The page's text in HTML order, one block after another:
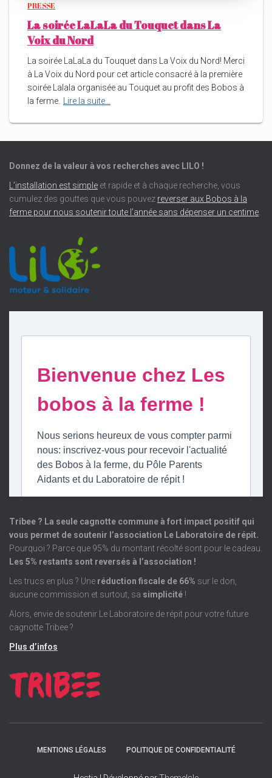
PRESSE
La soirée LaLaLa du Touquet dans La
Voix du Nord
La soirée LaLaLa du Touquet dans La Voix du Nord! Merci
à La Voix du Nord pour cet article consacré à la première
soirée Lalala organisée au Touquet au profit des Bobos à
la ferme.
Lire la suite…
Donnez de la valeur à vos recherches avec LILO !
L’installation est simple et rapide et à chaque recherche, vous
cumulez des gouttes que vous pouvez reverser aux Bobos à la
ferme pour nous soutenir toute l’année sans dépenser un centime
Tribee ? La seule cagnotte commune à fort impact positif qui
vous permet de soutenir l’association Le Laboratoire de répit.
Pourquoi ? Parce que 95% du montant récolté sont pour le cadeau.
Les 5% restants sont reversés à l’association !
Les trucs en plus ? Une réduction fiscale de 66% sur le don,
aucune commission et surtout, sa simplicité !
Alors, envie de soutenir Le Laboratoire de répit pour votre future
cagnotte Tribee ?
Plus d’infos
MENTIONS LÉGALES POLITIQUE DE CONFIDENTIALITÉ